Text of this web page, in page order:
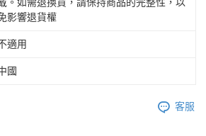
影響退貨權
適用
國
客服